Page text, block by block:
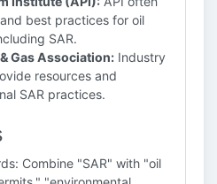
best practices for oil
SAR.
Gas Association: Industry
resources and
SAR practices.
Combine "SAR" with "oil